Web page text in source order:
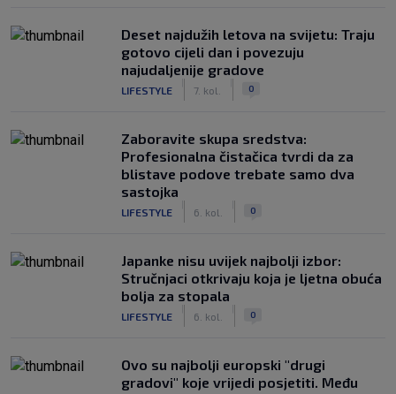
Deset najdužih letova na svijetu: Traju
gotovo cijeli dan i povezuju
najudaljenije gradove
LIFESTYLE 7. kol. 0
Zaboravite skupa sredstva:
Profesionalna čistačica tvrdi da za
blistave podove trebate samo dva
sastojka
LIFESTYLE 6. kol. 0
Japanke nisu uvijek najbolji izbor:
Stručnjaci otkrivaju koja je ljetna obuća
bolja za stopala
LIFESTYLE 6. kol. 0
Ovo su najbolji europski "drugi
gradovi" koje vrijedi posjetiti. Među